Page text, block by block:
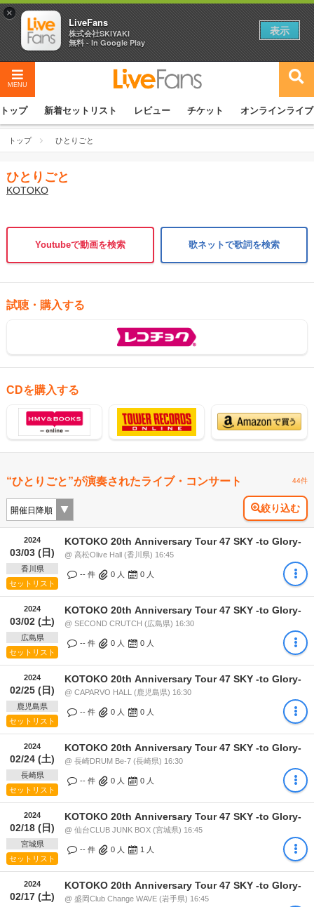
MENU
トップ 新着セットリスト レビュー チケット オンラインライブ
トップ ひとりごと
ひとりごと
KOTOKO
Youtubeで動画を検索 歌ネットで歌詞を検索
試聴・購入する
CDを購入する
“ひとりごと”が演奏されたライブ・コンサート 44件
絞り込む
2024
03/03 (日)
香川県
セットリスト
KOTOKO 20th Anniversary Tour 47 SKY -to Glory-
@ 高松Olive Hall (香川県) 16:45
-- 件 0 人 0 人
2024
03/02 (土)
広島県
セットリスト
KOTOKO 20th Anniversary Tour 47 SKY -to Glory-
@ SECOND CRUTCH (広島県) 16:30
-- 件 0 人 0 人
2024
02/25 (日)
鹿児島県
セットリスト
KOTOKO 20th Anniversary Tour 47 SKY -to Glory-
@ CAPARVO HALL (鹿児島県) 16:30
-- 件 0 人 0 人
2024
02/24 (土)
長崎県
セットリスト
KOTOKO 20th Anniversary Tour 47 SKY -to Glory-
@ 長崎DRUM Be-7 (長崎県) 16:30
-- 件 0 人 0 人
2024
02/18 (日)
宮城県
セットリスト
KOTOKO 20th Anniversary Tour 47 SKY -to Glory-
@ 仙台CLUB JUNK BOX (宮城県) 16:45
-- 件 0 人 1 人
2024
02/17 (土)
KOTOKO 20th Anniversary Tour 47 SKY -to Glory-
@ 盛岡Club Change WAVE (岩手県) 16:45
×
LiveFans
株式会社SKIYAKI
無料 - In Google Play
表示